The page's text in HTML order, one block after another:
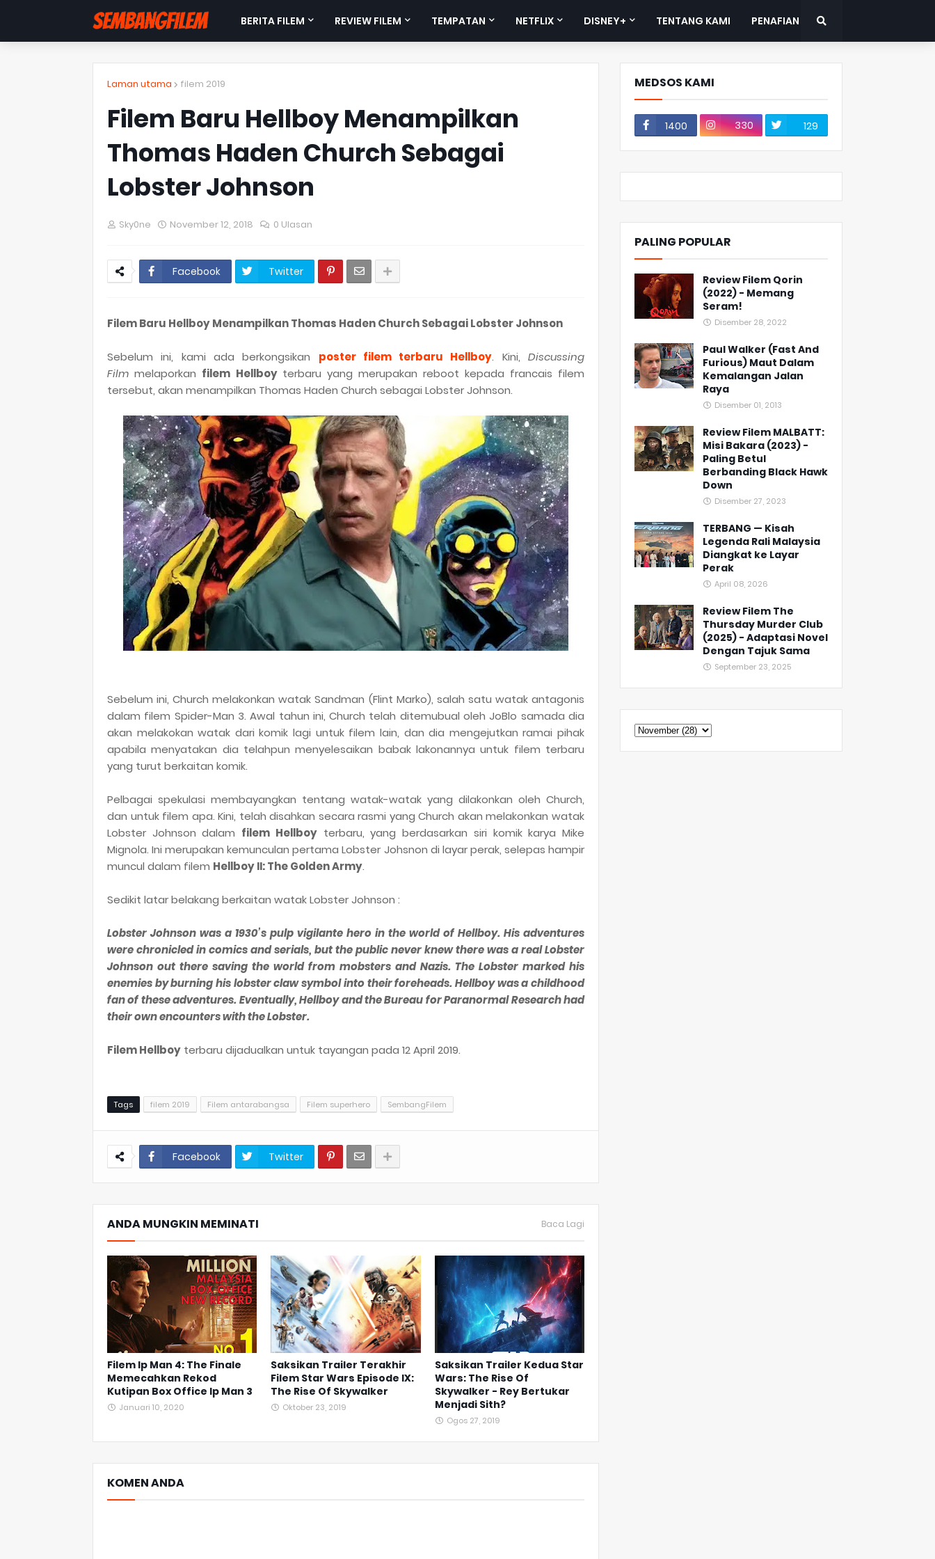
BERITA FILEM REVIEW FILEM TEMPATAN NETFLIX DISNEY+ TENTANG KAMI PENAFIAN
Laman utama filem 2019
Filem Baru Hellboy Menampilkan
Thomas Haden Church Sebagai
Lobster Johnson
Sky0ne November 12, 2018 0 Ulasan
Facebook Twitter
Filem Baru Hellboy Menampilkan Thomas Haden Church Sebagai Lobster Johnson
Sebelum ini, kami ada berkongsikan poster filem terbaru Hellboy. Kini,Discussing
Film melaporkan filem Hellboy terbaru yang merupakan reboot kepada francais filem
tersebut, akan menampilkan Thomas Haden Church sebagai Lobster Johnson.
Sebelum ini, Church melakonkan watak Sandman (Flint Marko), salah satu watak antagonis
dalam filem Spider-Man 3. Awal tahun ini, Church telah ditemubual oleh JoBlo samada dia
akan melakokan watak dari komik lagi untuk filem lain, dan dia mengejutkan ramai pihak
apabila menyatakan dia telahpun menyelesaikan babak lakonannya untuk filem terbaru
yang turut berkaitan komik.
Pelbagai spekulasi membayangkan tentang watak-watak yang dilakonkan oleh Church,
dan untuk filem apa. Kini, telah disahkan secara rasmi yang Church akan melakonkan watak
Lobster Johnson dalam filem Hellboyterbaru, yang berdasarkan siri komik karya Mike
Mignola. Ini merupakan kemunculan pertama Lobster Johsnon di layar perak, selepas hampir
muncul dalam filem Hellboy II: The Golden Army.
Sedikit latar belakang berkaitan watak Lobster Johnson :
Lobster Johnson was a 1930’s pulp vigilante hero in the world of Hellboy. His adventures
were chronicled in comics and serials, but the public never knew there was a real Lobster
Johnson out there saving the world from mobsters and Nazis. The Lobster marked his
enemies by burning his lobster claw symbol into their foreheads. Hellboy was a childhood
fan of these adventures. Eventually, Hellboy and the Bureau for Paranormal Research had
their own encounters with the Lobster.
Filem Hellboy terbaru dijadualkan untuk tayangan pada 12 April 2019.
Tags filem 2019 Filem antarabangsa Filem superhero SembangFilem
Facebook Twitter
ANDA MUNGKIN MEMINATI Baca Lagi
Filem Ip Man 4: The Finale
Memecahkan Rekod
Kutipan Box Office Ip Man 3
Januari 10, 2020
Saksikan Trailer Terakhir
Filem Star Wars Episode IX:
The Rise Of Skywalker
Oktober 23, 2019
Saksikan Trailer Kedua Star
Wars: The Rise Of
Skywalker - Rey Bertukar
Menjadi Sith?
Ogos 27, 2019
KOMEN ANDA
MEDSOS KAMI
1400 330 129
PALING POPULAR
Review Filem Qorin
(2022) - Memang
Seram!
Disember 28, 2022
Paul Walker (Fast And
Furious) Maut Dalam
Kemalangan Jalan
Raya
Disember 01, 2013
Review Filem MALBATT:
Misi Bakara (2023) -
Paling Betul
Berbanding Black Hawk
Down
Disember 27, 2023
TERBANG — Kisah
Legenda Rali Malaysia
Diangkat ke Layar
Perak
April 08, 2026
Review Filem The
Thursday Murder Club
(2025) - Adaptasi Novel
Dengan Tajuk Sama
September 23, 2025